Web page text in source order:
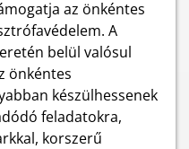
az önkéntes
A
belül valósul
önkéntes
készülhessenek
feladatokra,
korszerű